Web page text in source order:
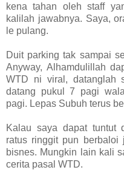
kena tahan oleh staff
kalilah jawabnya. Saya,
le pulang.
Duit parking tak sampai
Anyway, Alhamdulillah
WTD ni viral, datanglah
datang pukul 7 pagi
pagi. Lepas Subuh terus
Kalau saya dapat tuntut
ratus ringgit pun berbaloi
bisnes. Mungkin lain kali
cerita pasal WTD.